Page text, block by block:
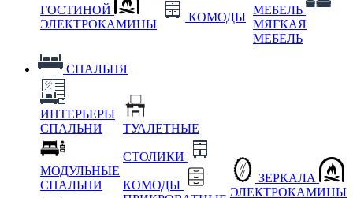
ГОСТИНОЙ
ЭЛЕКТРОКАМИНЫ
КОМОДЫ
МЕБЕЛЬ
МЯГКАЯ
МЕБЕЛЬ
СПАЛЬНЯ
ИНТЕРЬЕРЫ
СПАЛЬНИ
МОДУЛЬНЫЕ
СПАЛЬНИ
ТУАЛЕТНЫЕ
СТОЛИКИ
КОМОДЫ
ЗЕРКАЛА
ЭЛЕКТРОКАМИНЫ